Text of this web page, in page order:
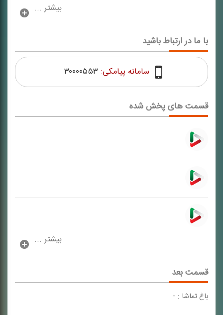
بیشتر ...
قسمت های پخش شده
بیشتر ...
قسمت بعد
باغ تماشا : -
با ما در ارتباط باشید
سامانه پیامکی: ۳۰۰۰۰۵۵۳